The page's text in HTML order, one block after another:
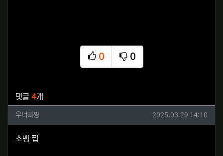
0
추천
0
비추천
댓글 4개
우너빠짱님의 댓글
우너빠짱 작성일
2025.03.29 14:10
소뱅 쩝